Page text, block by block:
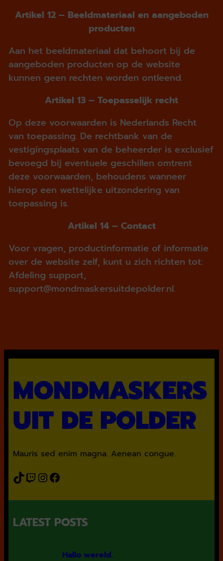
Artikel 12 – Beeldmateriaal en aangeboden
producten
Aan het beeldmateriaal dat behoort bij de
aangeboden producten op de website
kunnen geen rechten worden ontleend.
Artikel 13 – Toepasselijk recht
Op deze voorwaarden is Nederlands Recht
van toepassing. De rechtbank van de
vestigingsplaats van de beheerder is exclusief
bevoegd bij eventuele geschillen omtrent
deze voorwaarden, behoudens wanneer
hierop een wettelijke uitzondering van
toepassing is.
Artikel 14 – Contact
Voor vragen, productinformatie of informatie
over de website zelf, kunt u zich richten tot:
Afdeling support,
support@mondmaskersuitdepolder.nl.
MONDMASKERS
UIT DE POLDER
Mauris sed enim magna. Aenean congue.
TikTok Twitch InstagramFacebook
LATEST POSTS
Hallo wereld.